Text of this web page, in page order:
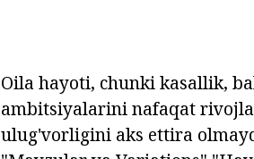
Oila hayoti, chunki kasallik,
ambitsiyalarini nafaqat
ulug'vorligini aks ettira